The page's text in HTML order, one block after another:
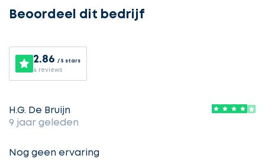
Beoordeel dit bedrijf
2.86 / 5 stars
4 reviews
H.G. De Bruijn
9 jaar geleden
Nog geen ervaring
service
uw
opdracht
Ontvang
gratis
offertes